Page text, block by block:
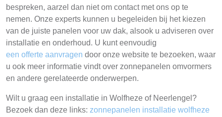
bespreken, aarzel dan niet om contact met ons op te
nemen. Onze experts kunnen u begeleiden bij het kiezen
van de juiste panelen voor uw dak, alsook u adviseren over
installatie en onderhoud. U kunt eenvoudig
een offerte aanvragen door onze website te bezoeken, waar
u ook meer informatie vindt over zonnepanelen omvormers
en andere gerelateerde onderwerpen.
Wilt u graag een installatie in Wolfheze of Neerlengel?
Bezoek dan deze links: zonnepanelen installatie wolfheze